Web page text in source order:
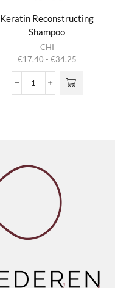
Keratin Reconstructing
Shampoo
CHI
€17,40 - €34,25Prijsklasse:
tot
Keratin
heeft
meerdere
Deze optie